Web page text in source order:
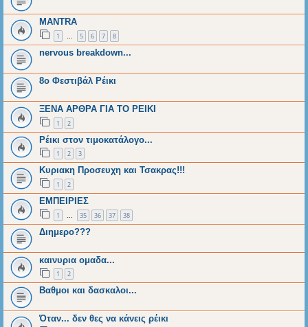
MANTRA
1 … 5 6 7 8
nervous breakdown...
8ο Φεστιβάλ Ρέικι
ΞΕΝΑ ΑΡΘΡΑ ΓΙΑ ΤΟ ΡΕΙΚΙ
1 2
Ρέικι στον τιμοκατάλογο...
1 2 3
Κυριακη Προσευχη και Τσακρας!!!
1 2
ΕΜΠΕΙΡΙΕΣ
1 … 35 36 37 38
Διημερο???
καινυρια ομαδα...
1 2
Βαθμοι και δασκαλοι...
Όταν... δεν θες να κάνεις ρέικι